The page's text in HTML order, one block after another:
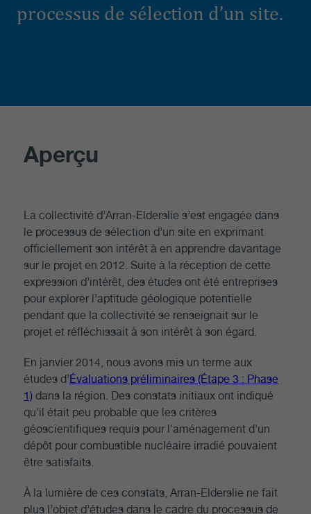
processus de sélection d’un site.
Aperçu
La collectivité d’Arran-Elderslie s’est engagée dans
le processus de sélection d’un site en exprimant
officiellement son intérêt à en apprendre davantage
sur le projet en 2012. Suite à la réception de cette
expression d’intérêt, des études ont été entreprises
pour explorer l’aptitude géologique potentielle
pendant que la collectivité se renseignait sur le
projet et réfléchissait à son intérêt à son égard.
En janvier 2014, nous avons mis un terme aux
études d’Évaluations préliminaires (Étape 3 : Phase
1) dans la région. Des constats initiaux ont indiqué
qu'il était peu probable que les critères
géoscientifiques requis pour l'aménagement d'un
dépôt pour combustible nucléaire irradié pouvaient
être satisfaits.
À la lumière de ces constats, Arran-Elderslie ne fait
plus l’objet d’études dans le cadre du processus de